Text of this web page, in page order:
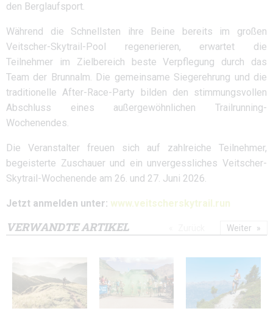
den Berglaufsport.
Während die Schnellsten ihre Beine bereits im großen
Veitscher-Skytrail-Pool regenerieren, erwartet die
Teilnehmer im Zielbereich beste Verpflegung durch das
Team der Brunnalm. Die gemeinsame Siegerehrung und die
traditionelle After-Race-Party bilden den stimmungsvollen
Abschluss eines außergewöhnlichen Trailrunning-
Wochenendes.
Die Veranstalter freuen sich auf zahlreiche Teilnehmer,
begeisterte Zuschauer und ein unvergessliches Veitscher-
Skytrail-Wochenende am 26. und 27. Juni 2026.
Jetzt anmelden unter: www.veitscherskytrail.run
VERWANDTE ARTIKEL Weiter